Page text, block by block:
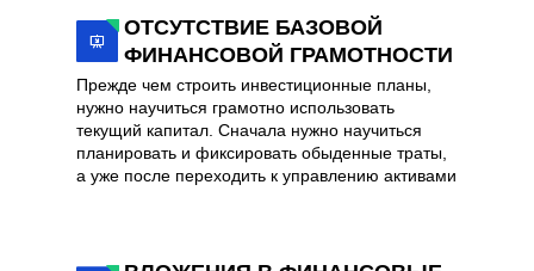
ОТСУТСТВИЕ БАЗОВОЙ
ФИНАНСОВОЙ ГРАМОТНОСТИ
Прежде чем строить инвестиционные планы,
нужно научиться грамотно использовать
текущий капитал. Сначала нужно научиться
планировать и фиксировать обыденные траты,
а уже после переходить к управлению активами